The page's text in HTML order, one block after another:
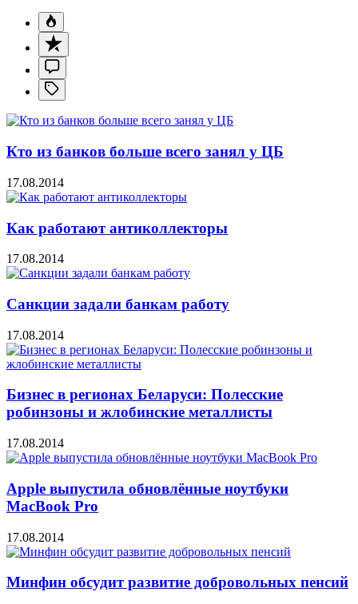
Кто из банков больше всего занял у ЦБ
17.08.2014
Как работают антиколлекторы
17.08.2014
Санкции задали банкам работу
17.08.2014
Бизнес в регионах Беларуси: Полесские
робинзоны и жлобинские металлисты
17.08.2014
Apple выпустила обновлённые ноутбуки
MacBook Pro
17.08.2014
Минфин обсудит развитие добровольных пенсий